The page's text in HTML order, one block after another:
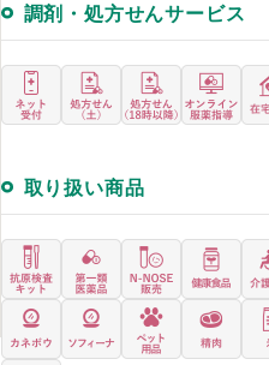
調剤・処方せんサービス
取り扱い商品